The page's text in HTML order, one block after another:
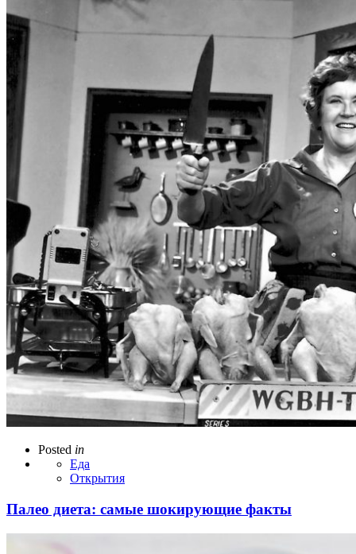
Posted in
Еда
Открытия
Палео диета: самые шокирующие факты